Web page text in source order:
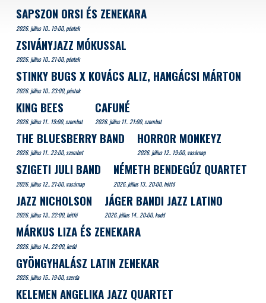
SAPSZON ORSI ÉS ZENEKARA
2026. július 10.. 19:00, péntek
ZSIVÁNYJAZZ MÓKUSSAL
2026. július 10.. 21:00, péntek
STINKY BUGS X KOVÁCS ALIZ, HANGÁCSI MÁRTON
2026. július 10.. 23:00, péntek
KING BEES
2026. július 11.. 19:00, szombat
CAFUNÉ
2026. július 11.. 21:00, szombat
THE BLUESBERRY BAND
2026. július 11.. 23:00, szombat
HORROR MONKEYZ
2026. július 12.. 19:00, vasárnap
SZIGETI JULI BAND
2026. július 12.. 21:00, vasárnap
NÉMETH BENDEGÚZ QUARTET
2026. július 13.. 20:00, hétfő
JAZZ NICHOLSON
2026. július 13.. 22:00, hétfő
JÁGER BANDI JAZZ LATINO
2026. július 14.. 20:00, kedd
MÁRKUS LIZA ÉS ZENEKARA
2026. július 14.. 22:00, kedd
GYÖNGYHALÁSZ LATIN ZENEKAR
2026. július 15.. 19:00, szerda
KELEMEN ANGELIKA JAZZ QUARTET